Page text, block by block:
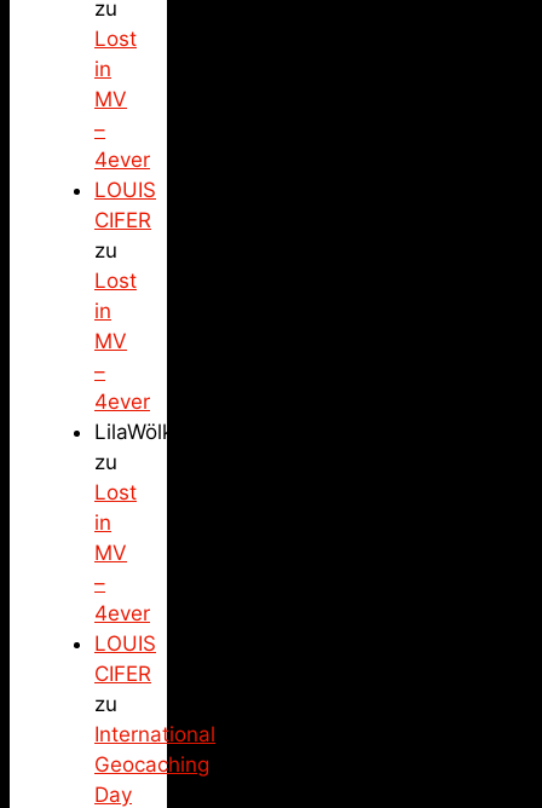
zu
Lost
in
MV
–
4ever
LOUIS
CIFER
zu
Lost
in
MV
–
4ever
LilaWölkchen
zu
Lost
in
MV
–
4ever
LOUIS
CIFER
zu
International
Geocaching
Day